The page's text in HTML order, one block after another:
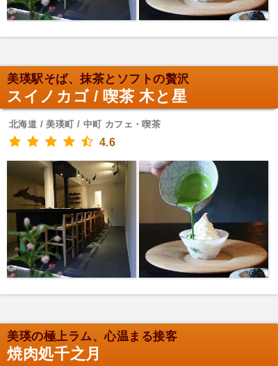
美瑛駅そば、抹茶とソフトの贅沢
スイノカゴ / 喫茶 木と星
北海道 / 美瑛町 / 中町 カフェ・喫茶
4.6
美瑛の極上ラム、心温まる接客
焼肉処千之月